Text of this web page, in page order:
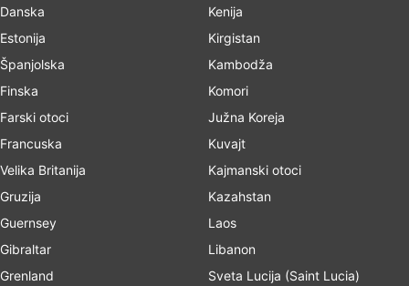
Danska
Estonija
Španjolska
Finska
Farski otoci
Francuska
Velika Britanija
Gruzija
Guernsey
Gibraltar
Grenland
Kenija
Kirgistan
Kambodža
Komori
Južna Koreja
Kuvajt
Kajmanski otoci
Kazahstan
Laos
Libanon
Sveta Lucija (Saint Lucia)